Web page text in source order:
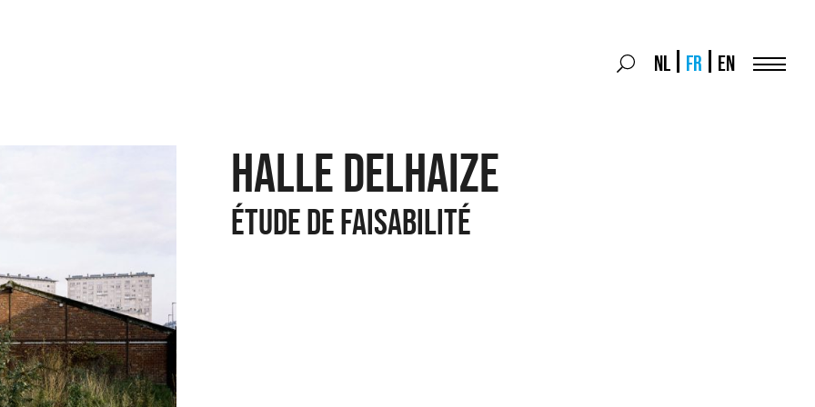
Search
Search
NL FR EN
Halle Delhaize
ÉTUDE DE FAISABILITÉ